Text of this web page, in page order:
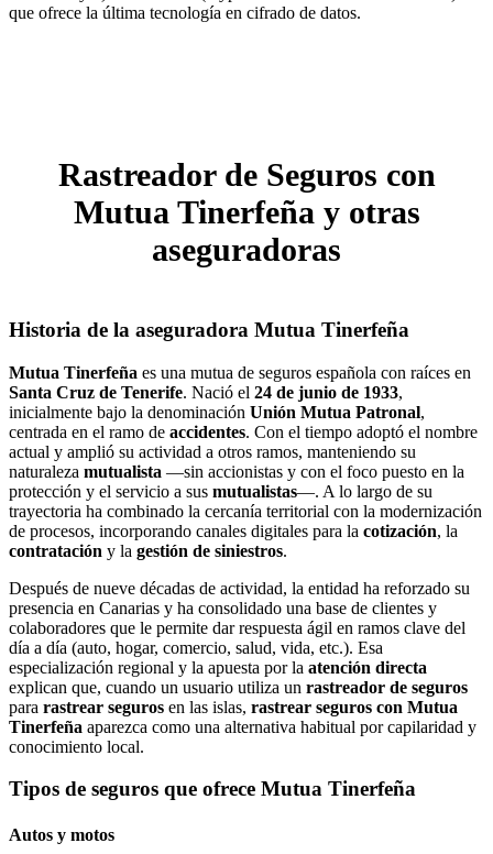
que ofrece la última tecnología en cifrado de datos.
Rastreador de Seguros con
Mutua Tinerfeña y otras
aseguradoras
Historia de la aseguradora Mutua Tinerfeña
Mutua Tinerfeña es una mutua de seguros española con raíces en
Santa Cruz de Tenerife. Nació el 24 de junio de 1933,
inicialmente bajo la denominación Unión Mutua Patronal,
centrada en el ramo de accidentes. Con el tiempo adoptó el nombre
actual y amplió su actividad a otros ramos, manteniendo su
naturaleza mutualista —sin accionistas y con el foco puesto en la
protección y el servicio a sus mutualistas—. A lo largo de su
trayectoria ha combinado la cercanía territorial con la modernización
de procesos, incorporando canales digitales para la cotización, la
contratación y la gestión de siniestros.
Después de nueve décadas de actividad, la entidad ha reforzado su
presencia en Canarias y ha consolidado una base de clientes y
colaboradores que le permite dar respuesta ágil en ramos clave del
día a día (auto, hogar, comercio, salud, vida, etc.). Esa
especialización regional y la apuesta por la atención directa
explican que, cuando un usuario utiliza un rastreador de seguros
para rastrear seguros en las islas, rastrear seguros con Mutua
Tinerfeña aparezca como una alternativa habitual por capilaridad y
conocimiento local.
Tipos de seguros que ofrece Mutua Tinerfeña
Autos y motos